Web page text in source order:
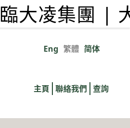
Eng 繁體 简体
links
主頁 聯絡我們 查詢
大凌集團 |